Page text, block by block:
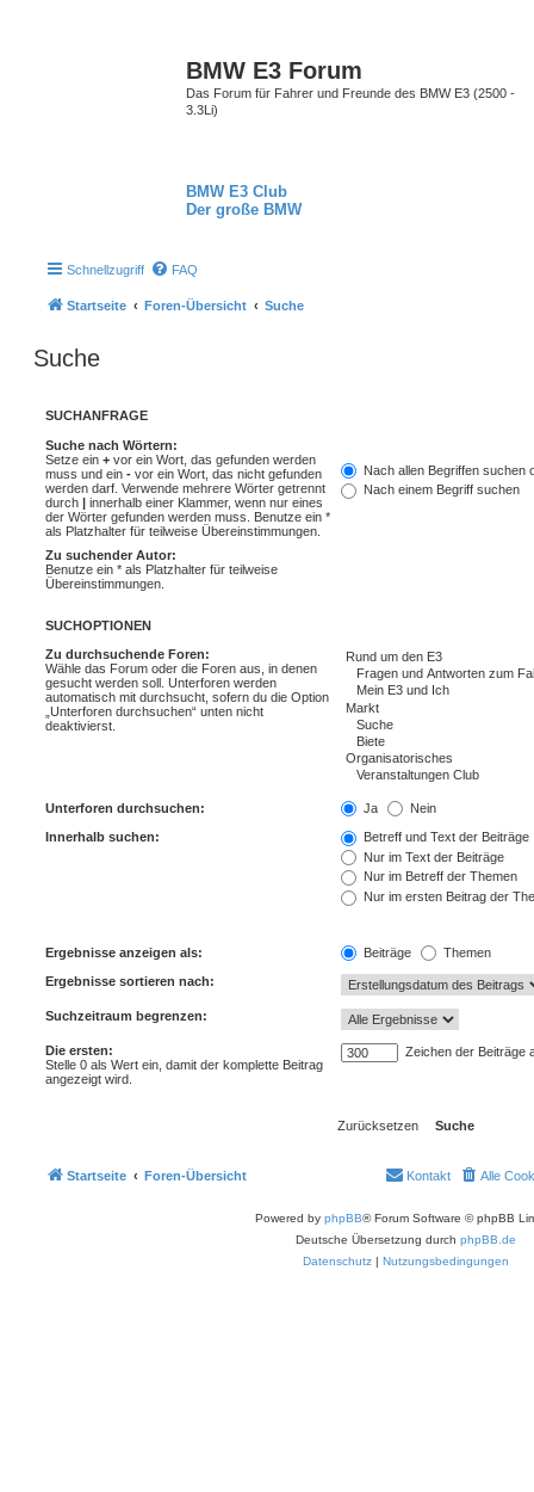
BMW E3 Forum
Das Forum für Fahrer und Freunde des BMW E3 (2500 -
3.3Li)
BMW E3 Club
Der große BMW
Schnellzugriff FAQ
Startseite Foren-Übersicht Suche
Suche
SUCHANFRAGE
Suche nach Wörtern:
Setze ein + vor ein Wort, das gefunden werden
muss und ein - vor ein Wort, das nicht gefunden
werden darf. Verwende mehrere Wörter getrennt
durch | innerhalb einer Klammer, wenn nur eines
der Wörter gefunden werden muss. Benutze ein *
als Platzhalter für teilweise Übereinstimmungen.
Nach allen Begriffen suchen
Nach einem Begriff suchen
Zu suchender Autor:
Benutze ein * als Platzhalter für teilweise
Übereinstimmungen.
SUCHOPTIONEN
Zu durchsuchende Foren:
Wähle das Forum oder die Foren aus, in denen
gesucht werden soll. Unterforen werden
automatisch mit durchsucht, sofern du die Option
„Unterforen durchsuchen“ unten nicht
deaktivierst.
Unterforen durchsuchen: Ja Nein
Innerhalb suchen:
Betreff und Text der Beiträge
Nur im Text der Beiträge
Nur im Betreff der Themen
Nur im ersten Beitrag der
Ergebnisse anzeigen als: Beiträge Themen
Ergebnisse sortieren nach:
Suchzeitraum begrenzen:
Die ersten:
Stelle 0 als Wert ein, damit der komplette Beitrag
angezeigt wird.
Zeichen der Beiträge
Startseite Foren-Übersicht Alle
Kontakt
Powered by phpBB® Forum Software © phpBB
Deutsche Übersetzung durch phpBB.de
Datenschutz | Nutzungsbedingungen